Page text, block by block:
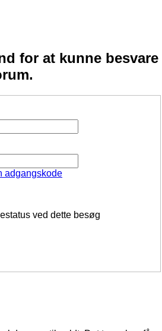
for at kunne besvare
adgangskode
ved dette besøg